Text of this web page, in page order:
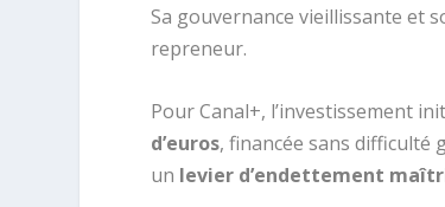
Sa gouvernance vieillissante et
repreneur.
Pour Canal+, l’investissement
d’euros, financée sans difficulté
un levier d’endettement